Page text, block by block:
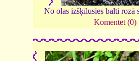
No olas izšķīlusies balti rozā
Komentēt (0)